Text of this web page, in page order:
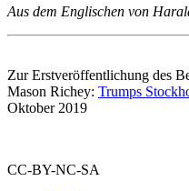
Aus dem Englischen von
Zur Erstveröffentlichung des
Mason Richey: Trumps
Oktober 2019
CC-BY-NC-SA